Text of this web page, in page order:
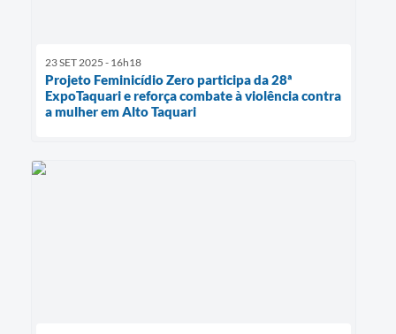
23 SET 2025 - 16h18
Projeto Feminicídio Zero participa da 28ª
ExpoTaquari e reforça combate à violência contra
a mulher em Alto Taquari